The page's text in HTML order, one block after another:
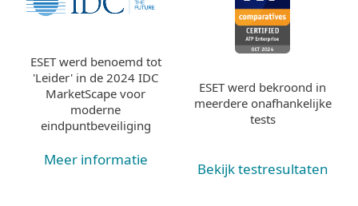
ESET werd benoemd tot
'Leider' in de 2024 IDC
MarketScape voor
moderne
eindpuntbeveiliging
Meer informatie
ESET werd bekroond in
meerdere onafhankelijke
tests
Bekijk testresultaten